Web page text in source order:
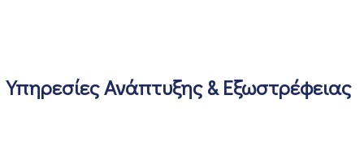
Υπηρεσίες Ανάπτυξης & Εξωστρέφειας